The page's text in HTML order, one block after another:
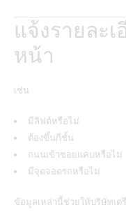
แจ้งรายละ
หน้า
เช่น
มีลิฟต์หรือไม่
ต้องขึ้นกี่ชั้น
ถนนเข้าซอยแคบหรือไม่
มีจุดจอดรถหรือไม่
ข้อมูลเหล่านี้ช่วยให้บริษัทเต